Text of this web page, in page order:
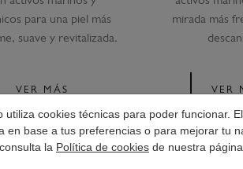
utiliza cookies técnicas para poder funcionar.
en base a tus preferencias o para mejorar tu
la Política de cookies de nuestra página
para una piel más
suave y revitalizada.
VER MÁS
mirada más
VER